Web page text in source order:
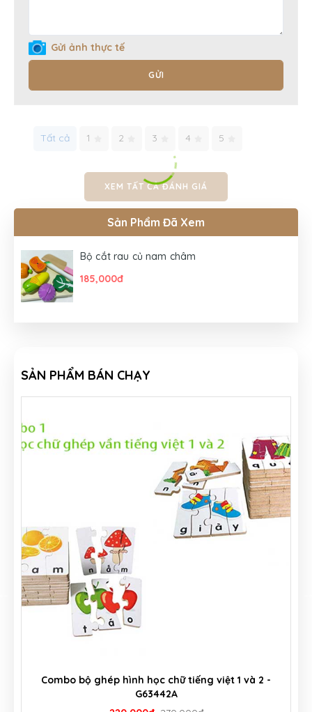
Gửi ảnh thực tế
GỬI
Tất cả 1 2 3 4 5
XEM TẤT CẢ ĐÁNH GIÁ
Sản Phẩm Đã Xem
Bộ cắt rau củ nam châm
185,000đ
SẢN PHẨM BÁN CHẠY
chữ tiếng việt 1 và 2 -
Bảng chữ câu cá đa năng